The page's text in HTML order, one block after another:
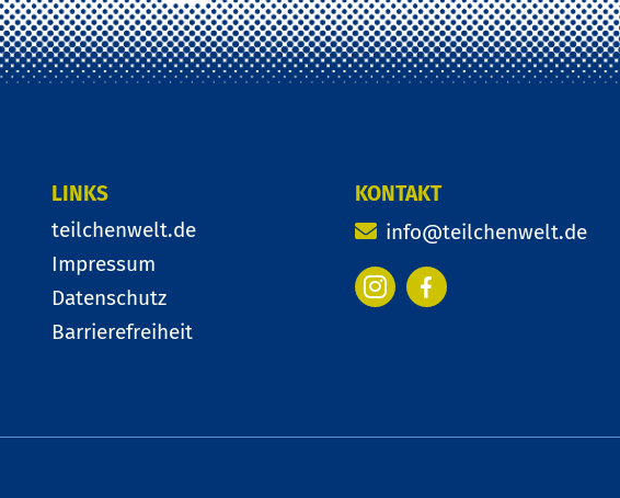
LINKS
teilchenwelt.de
Impressum
Datenschutz
Barrierefreiheit
KONTAKT
info@teilchenwelt.de
Instagram
Facebook